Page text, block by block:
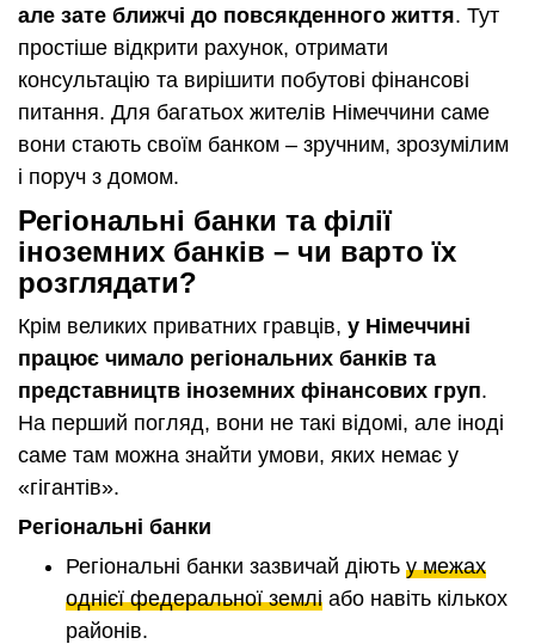
але зате ближчі до повсякденного життя. Тут
простіше відкрити рахунок, отримати
консультацію та вирішити побутові фінансові
питання. Для багатьох жителів Німеччини саме
вони стають своїм банком – зручним, зрозумілим
і поруч з домом.
Регіональні банки та філії
іноземних банків – чи варто їх
розглядати?
Крім великих приватних гравців, у Німеччині
працює чимало регіональних банків та
представництв іноземних фінансових груп.
На перший погляд, вони не такі відомі, але іноді
саме там можна знайти умови, яких немає у
«гігантів».
Регіональні банки
Регіональні банки зазвичай діють у межах
однієї федеральної землі або навіть кількох
районів.